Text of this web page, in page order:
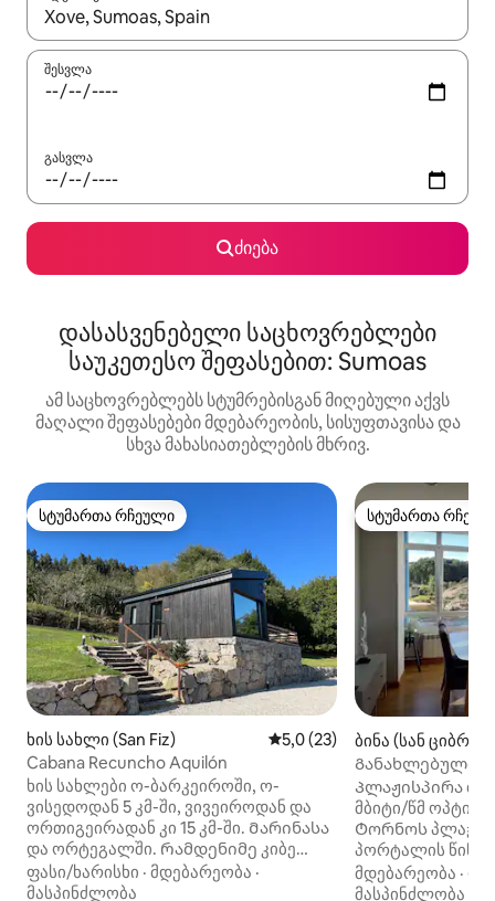
როცა შედეგები ხელმისაწვდომი გახდება, ნავიგაციისთვის
შესვლა
გასვლა
ძიება
დასასვენებელი საცხოვრებლები
საუკეთესო შეფასებით: Sumoas
ამ საცხოვრებლებს სტუმრებისგან მიღებული აქვს
მაღალი შეფასებები მდებარეობის, სისუფთავისა და
სხვა მახასიათებლების მხრივ.
სტუმართა რჩეული
სტუმართა რჩეული
ხის სახლი (San Fiz) საშუალო შეფასებაა 5‑დან
5,0 (23)
Cabana Recuncho Aquilón
ხის სახლები ო-ბარკეიროში, ო-
ვისედოდან 5 კმ-ში, ვივეიროდან და
ორთიგეირადან კი 15 კმ-ში. Მარინასა
და ორტეგალში. Რამდენიმე კიბე
გიწვევთ, ჩაერთოთ ამ ვილაში,
საიდანაც პანორამული ხედი იშლება
ფასი/ხარისხი · მდებარეობა ·
მასპინძლობა
სტუმართა
სტუმართა
ბინა (სან
Განახლებული
ციპრიანის
Პლაჟისპირა
მბიტი/წმ
Ტორნოს
პორტალის წინ.
გადაადგილების
პირებისთვის
მდებარეობა ·
მასპინძლობა